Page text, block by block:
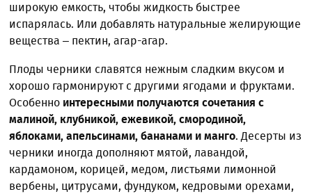
широкую емкость, чтобы жидкость быстрее
испарялась. Или добавлять натуральные желирующие
вещества – пектин, агар-агар.
Плоды черники славятся нежным сладким вкусом и
хорошо гармонируют с другими ягодами и фруктами.
Особенно интересными получаются сочетания с
малиной, клубникой, ежевикой, смородиной,
яблоками, апельсинами, бананами и манго. Десерты из
черники иногда дополняют мятой, лавандой,
кардамоном, корицей, медом, листьями лимонной
вербены, цитрусами, фундуком, кедровыми орехами,